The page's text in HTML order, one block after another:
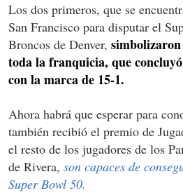
Los dos primeros, que se
San Francisco para disputar el
Broncos de Denver,
toda la franquicia, que
con la marca de 15-1.
Ahora habrá que esperar para
también recibió el premio de
el resto de los jugadores de los
de Rivera, son capaces de
Super Bowl 50.